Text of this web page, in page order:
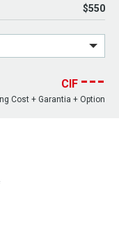
$550
CIF ---
Cost + Garantia + Option